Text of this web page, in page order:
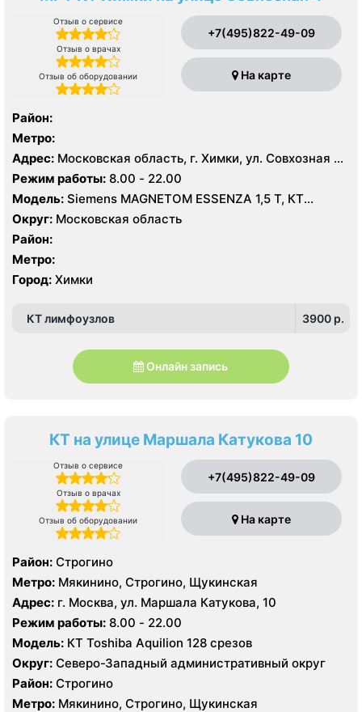
Отзыв о сервисе
Отзыв о врачах
Отзыв об оборудовании
+7(495)822-49-09
На карте
Район:
Метро:
Адрес: Московская область, г. Химки, ул. Совхозная 4,
стр 1
Режим работы: 8.00 - 22.00
Модель: Siemens MAGNETOM ESSENZA 1,5 Т, КТ
Siemens Healthineers 64 среза, УЗИ
Округ: Московская область
Район:
Метро:
Город: Химки
КТ лимфоузлов 3900 p.
Онлайн запись
КТ на улице Маршала Катукова 10
Отзыв о сервисе
Отзыв о врачах
Отзыв об оборудовании
+7(495)822-49-09
На карте
Район: Строгино
Метро: Мякинино, Строгино, Щукинская
Адрес: г. Москва, ул. Маршала Катукова, 10
Режим работы: 8.00 - 22.00
Модель: КТ Toshiba Aquilion 128 срезов
Округ: Северо-Западный административный округ
Район: Строгино
Метро: Мякинино, Строгино, Щукинская